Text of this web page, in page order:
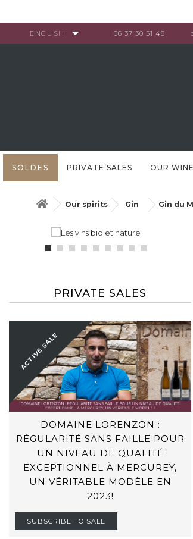
ENGLISH 06 37 30 51 48
SOLDES PRIVATE SALES OUR
Our spirits Gin Gin du
PRIVATE SALES
DOMAINE LORENZON :
RÉGULARITÉ SANS FAILLE POUR
UN NIVEAU DE QUALITÉ
EXCEPTIONNEL À MERCUREY,
UN VÉRITABLE MODÈLE EN
2023!
SUBSCRIBE TO SALE
ACTIVE SALE